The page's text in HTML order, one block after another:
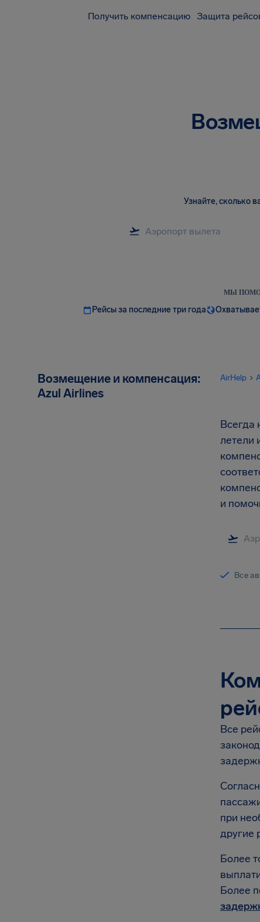
Получить компенсацию Защита
Узнайте, сколько
МЫ
Рейсы за последние три года
Возмещение и компенсация:
Azul Airlines
AirHelp
Всегда
летели
и
Все
Все
при
другие
Более
Более